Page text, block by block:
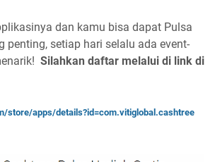
dan kamu bisa dapat Pulsa
penting, setiap hari selalu ada event-
Silahkan daftar melalui di link di
store/apps/details?id=com.vitiglobal.cashtree